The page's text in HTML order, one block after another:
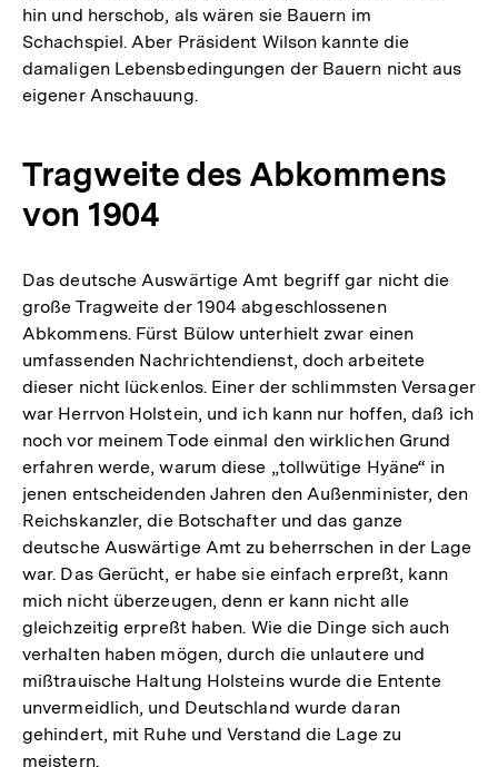
hin und herschob, als wären sie Bauern im
Schachspiel. Aber Präsident Wilson kannte die
damaligen Lebensbedingungen der Bauern nicht aus
eigener Anschauung.
Tragweite des Abkommens
von 1904
Das deutsche Auswärtige Amt begriff gar nicht die
große Tragweite der 1904 abgeschlossenen
Abkommens. Fürst Bülow unterhielt zwar einen
umfassenden Nachrichtendienst, doch arbeitete
dieser nicht lückenlos. Einer der schlimmsten Versager
war Herrvon Holstein, und ich kann nur hoffen, daß ich
noch vor meinem Tode einmal den wirklichen Grund
erfahren werde, warum diese „tollwütige Hyäne“ in
jenen entscheidenden Jahren den Außenminister, den
Reichskanzler, die Botschafter und das ganze
deutsche Auswärtige Amt zu beherrschen in der Lage
war. Das Gerücht, er habe sie einfach erpreßt, kann
mich nicht überzeugen, denn er kann nicht alle
gleichzeitig erpreßt haben. Wie die Dinge sich auch
verhalten haben mögen, durch die unlautere und
mißtrauische Haltung Holsteins wurde die Entente
unvermeidlich, und Deutschland wurde daran
gehindert, mit Ruhe und Verstand die Lage zu
meistern.